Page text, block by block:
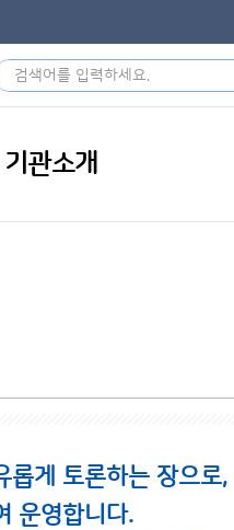
기관소개
롭게 토론하는 장으로,
운영합니다.